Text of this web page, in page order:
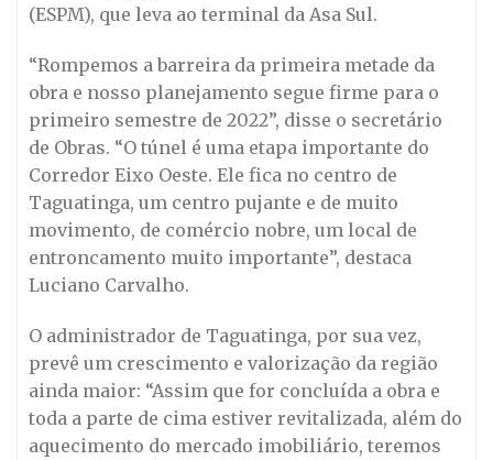
(ESPM), que leva ao terminal da Asa Sul.
“Rompemos a barreira da primeira metade da
obra e nosso planejamento segue firme para o
primeiro semestre de 2022”, disse o secretário
de Obras. “O túnel é uma etapa importante do
Corredor Eixo Oeste. Ele fica no centro de
Taguatinga, um centro pujante e de muito
movimento, de comércio nobre, um local de
entroncamento muito importante”, destaca
Luciano Carvalho.
O administrador de Taguatinga, por sua vez,
prevê um crescimento e valorização da região
ainda maior: “Assim que for concluída a obra e
toda a parte de cima estiver revitalizada, além do
aquecimento do mercado imobiliário, teremos